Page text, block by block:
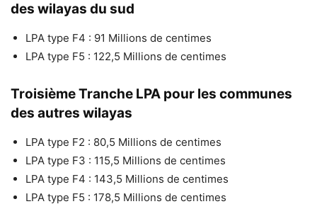
des wilayas du sud
LPA type F4 : 91 Millions de centimes
LPA type F5 : 122,5 Millions de centimes
Troisième Tranche LPA pour les communes
des autres wilayas
LPA type F2 : 80,5 Millions de centimes
LPA type F3 : 115,5 Millions de centimes
LPA type F4 : 143,5 Millions de centimes
LPA type F5 : 178,5 Millions de centimes